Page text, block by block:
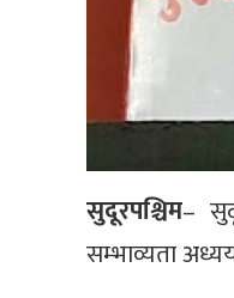
सुदूरपश्चिम–
सम्भाव्यता